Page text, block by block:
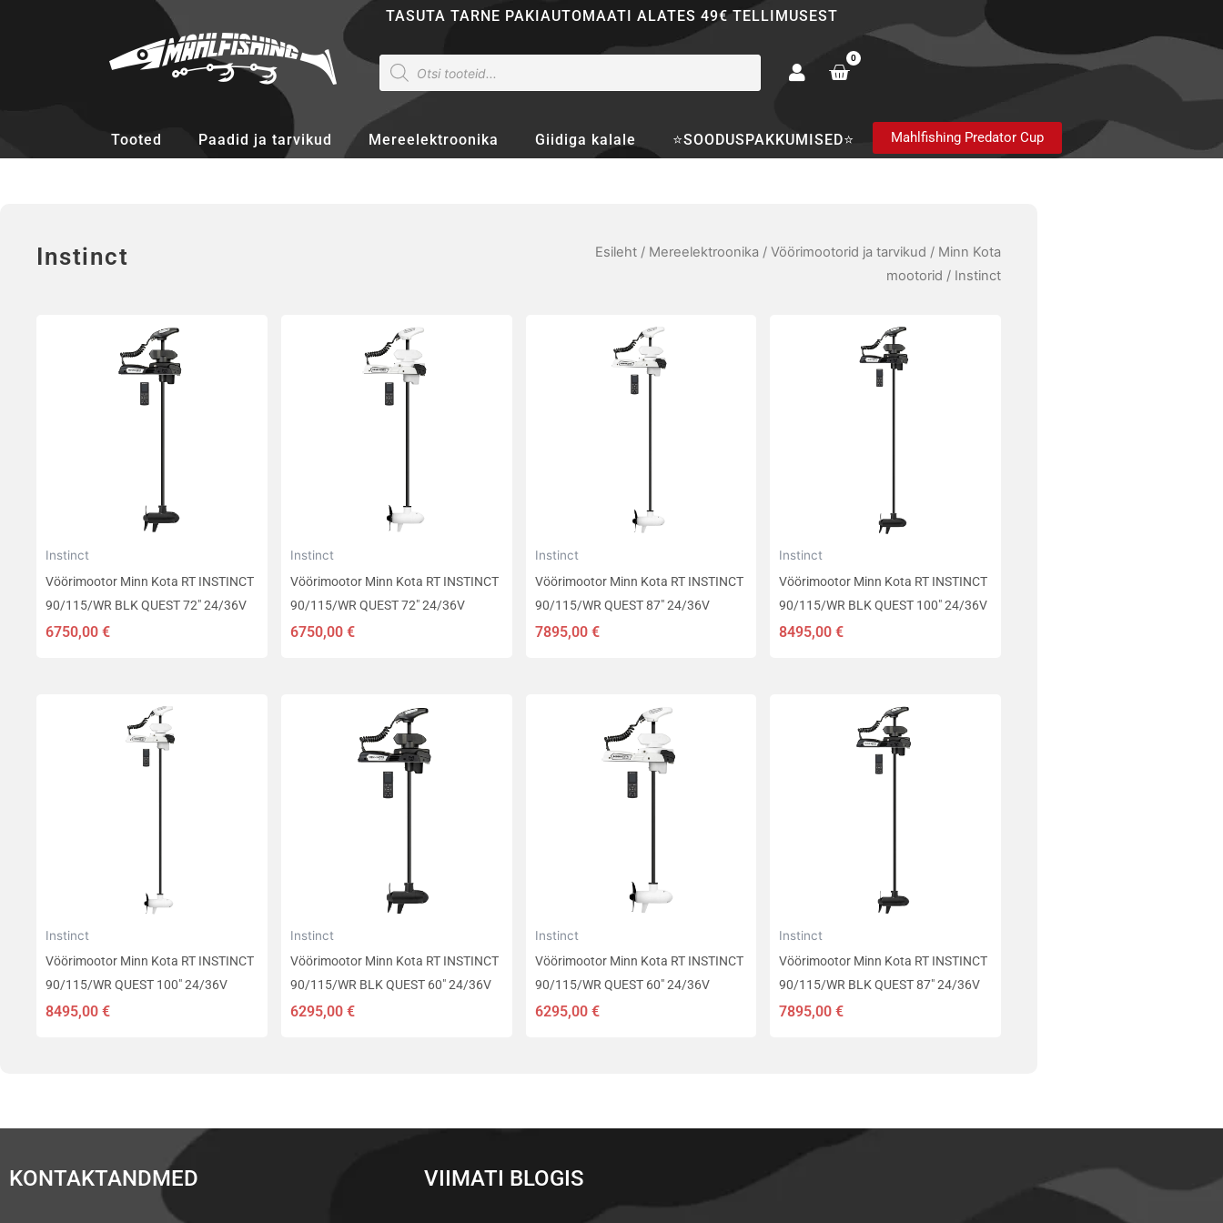
TASUTA TARNE PAKIAUTOMAATI ALATES 49€ TELLIMUSEST
Products
search
0
Cart
Tooted Paadid ja tarvikud Mereelektroonika Giidiga kalale ⭐SOODUSPAKKUMISED⭐ Mahlfishing Predator Cup
Instinct Esileht / Mereelektroonika / Vöörimootorid ja tarvikud / Minn Kota
mootorid / Instinct
Instinct
Vöörimootor Minn Kota RT INSTINCT
90/115/WR BLK QUEST 72″ 24/36V
6750,00 €
Instinct
Vöörimootor Minn Kota RT INSTINCT
90/115/WR QUEST 72″ 24/36V
6750,00 €
Instinct
Vöörimootor Minn Kota RT INSTINCT
90/115/WR QUEST 87″ 24/36V
7895,00 €
Instinct
Vöörimootor Minn Kota RT INSTINCT
90/115/WR BLK QUEST 100″ 24/36V
8495,00€
Instinct
Vöörimootor Minn Kota RT INSTINCT
90/115/WR QUEST 100″ 24/36V
8495,00 €
Instinct
Vöörimootor Minn Kota RT INSTINCT
90/115/WR BLK QUEST 60″ 24/36V
6295,00 €
Instinct
Vöörimootor Minn Kota RT INSTINCT
90/115/WR QUEST 60″ 24/36V
6295,00 €
Instinct
Vöörimootor Minn Kota RT INSTINCT
90/115/WR BLK QUEST 87″ 24/36V
7895,00€
KONTAKTANDMED VIIMATI BLOGIS